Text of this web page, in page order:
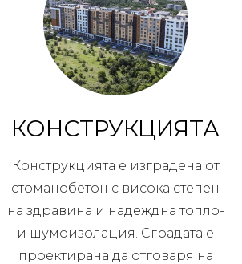
КОНСТРУКЦИЯТА
Конструкцията е изградена от
стоманобетон с висока степен
на здравина и надеждна топло-
и шумоизолация. Сградата е
проектирана да отговаря на